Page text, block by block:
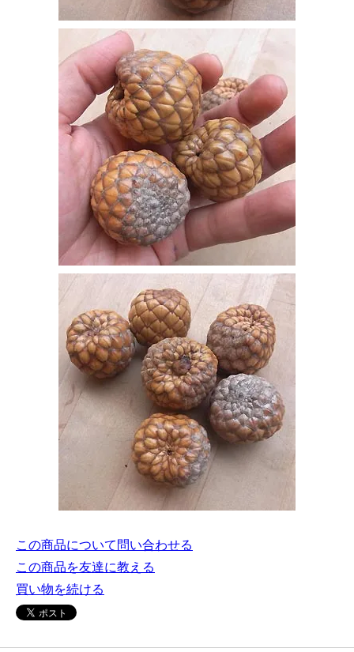
この商品について問い合わせる
この商品を友達に教える
買い物を続ける